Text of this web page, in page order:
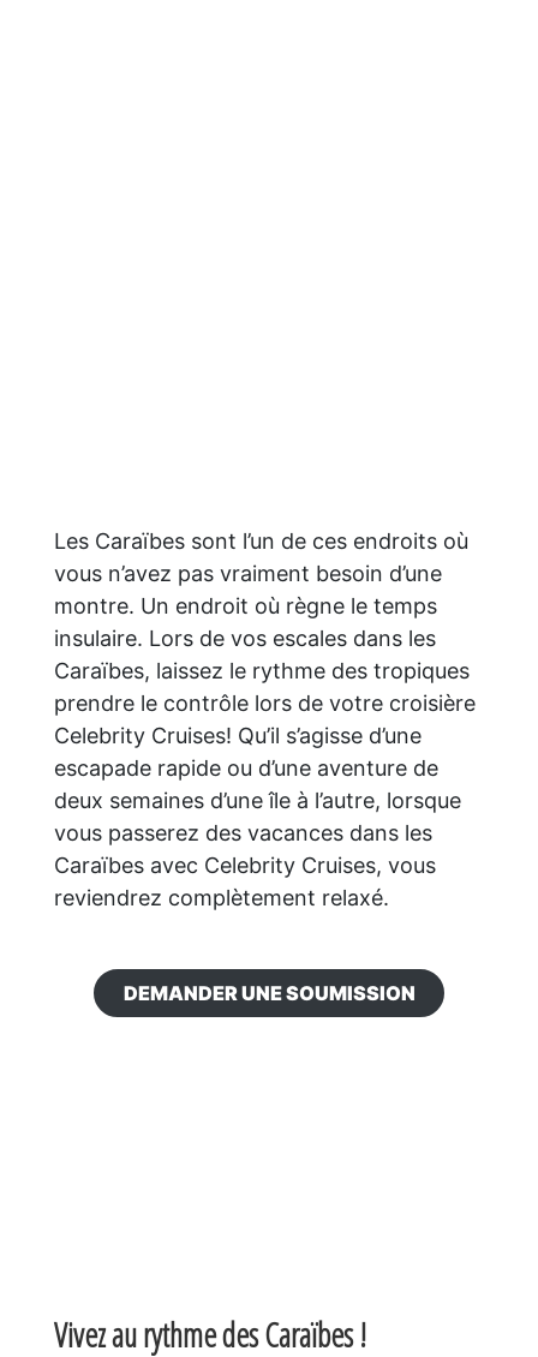
Les Caraïbes sont l’un de ces endroits où
vous n’avez pas vraiment besoin d’une
montre. Un endroit où règne le temps
insulaire. Lors de vos escales dans les
Caraïbes, laissez le rythme des tropiques
prendre le contrôle lors de votre croisière
Celebrity Cruises! Qu’il s’agisse d’une
escapade rapide ou d’une aventure de
deux semaines d’une île à l’autre, lorsque
vous passerez des vacances dans les
Caraïbes avec Celebrity Cruises, vous
reviendrez complètement relaxé.
DEMANDER UNE SOUMISSION
Vivez au rythme des Caraïbes !